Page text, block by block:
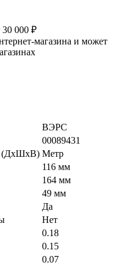
30 000 ₽
магазина и может
ВЭРС
00089431
(ДхШхВ) Метр
116 мм
164 мм
49 мм
Да
Нет
0.18
0.15
0.07